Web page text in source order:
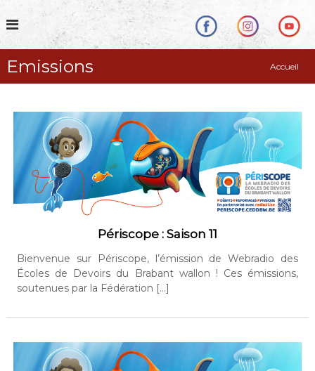
S
p
o
Emissions Accueil
Périscope : Saison 11
Bienvenue sur Périscope, l’émission de Webradio des
Écoles de Devoirs du Brabant wallon ! Ces émissions,
soutenues par la Fédération […]